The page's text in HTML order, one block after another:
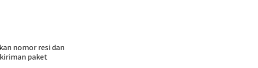
nomor resi dan
paket